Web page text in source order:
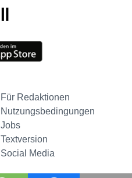
Für Redaktionen
Nutzungsbedingungen
Jobs
Textversion
Social Media